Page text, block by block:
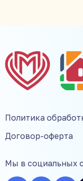
Политика
Договор-оферта
Мы в социальных